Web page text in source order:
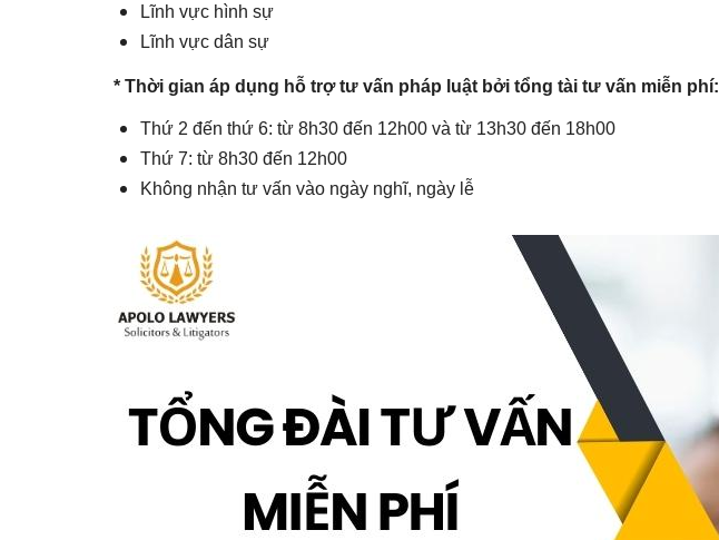
Lĩnh vực hình sự
Lĩnh vực dân sự
* Thời gian áp dụng hỗ trợ tư vấn pháp luật bởi tổng tài tư vấn miễn phí:
Thứ 2 đến thứ 6: từ 8h30 đến 12h00 và từ 13h30 đến 18h00
Thứ 7: từ 8h30 đến 12h00
Không nhận tư vấn vào ngày nghĩ, ngày lễ